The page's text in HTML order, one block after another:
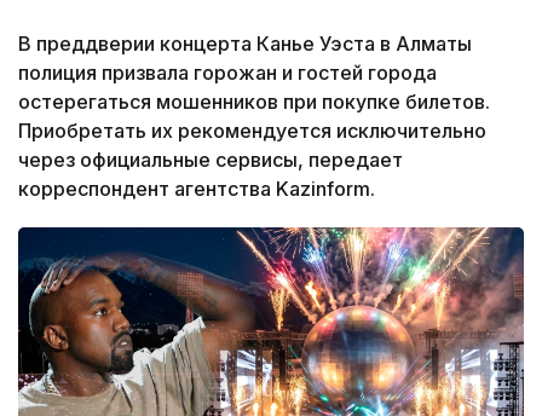
В преддверии концерта Канье Уэста в Алматы
полиция призвала горожан и гостей города
остерегаться мошенников при покупке билетов.
Приобретать их рекомендуется исключительно
через официальные сервисы, передает
корреспондент агентства Kazinform.